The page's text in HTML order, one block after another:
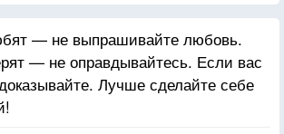
— не выпрашивайте любовь.
— не оправдывайтесь. Если вас
Лучше сделайте себе